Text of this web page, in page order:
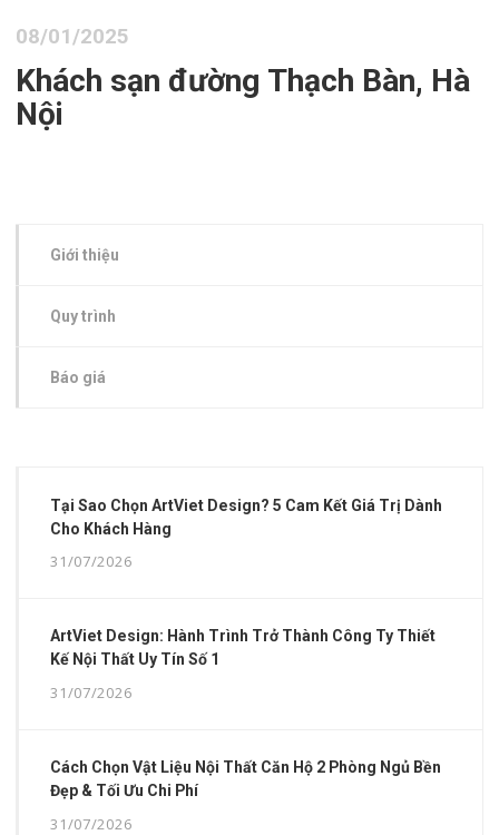
08/01/2025
Khách sạn đường Thạch Bàn, Hà
Nội
Giới thiệu
Quy trình
Báo giá
Tại Sao Chọn ArtViet Design? 5 Cam Kết Giá Trị Dành
Cho Khách Hàng
31/07/2026
ArtViet Design: Hành Trình Trở Thành Công Ty Thiết
Kế Nội Thất Uy Tín Số 1
31/07/2026
Cách Chọn Vật Liệu Nội Thất Căn Hộ 2 Phòng Ngủ Bền
Đẹp & Tối Ưu Chi Phí
31/07/2026